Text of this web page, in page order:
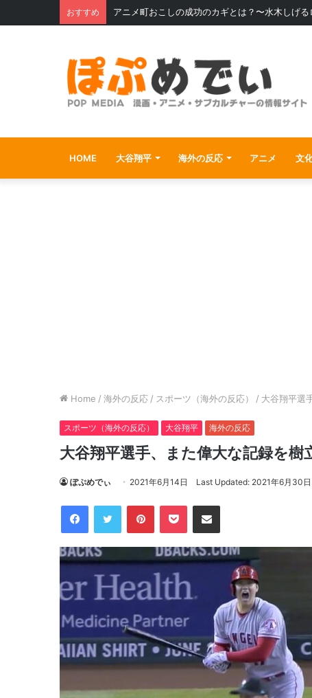
おすすめ アニメ町おこしの成功のカギとは？〜水木しげ
HOME 大谷翔平 海外の反応 アニメ 文
Home / 海外の反応 / スポーツ（海外の反応） / 大谷翔平選
スポーツ（海外の反応） 大谷翔平 海外の反応
大谷翔平選手、また偉大な記録を樹
ぽぷめでぃ 2021年6月14日 Last Updated: 2021年6月30日
FacebookTwitter PinterestPocket Share via Email